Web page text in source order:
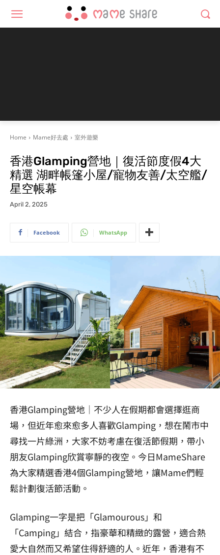
Home Mame好去處 室外遊樂
香港Glamping營地｜復活節度假4大
精選 湖畔帳篷小屋/寵物友善/太空艦/
星空帳幕
April 2, 2025
Facebook WhatsApp
香港Glamping營地｜ 不少人在假期都會選擇逛商
場，但近年愈來愈多人喜歡Glamping，想在鬧市中
尋找一片綠洲，大家不妨考慮在復活節假期，帶小
朋友Glamping欣賞寧靜的夜空。今日MameShare
為大家精選香港4個Glamping營地，讓Mame們輕
鬆計劃復活節活動。
Glamping一字是把「Glamourous」和
「Camping」結合，指豪華和精緻的露營，適合熱
愛大自然而又希望住得舒適的人。近年，香港有不